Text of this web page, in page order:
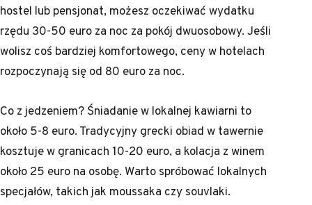
hostel lub pensjonat, możesz oczekiwać wydatku
rzędu 30-50 euro za noc za pokój dwuosobowy. Jeśli
wolisz coś bardziej komfortowego, ceny w hotelach
rozpoczynają się od 80 euro za noc.
Co z jedzeniem? Śniadanie w lokalnej kawiarni to
około 5-8 euro. Tradycyjny grecki obiad w tawernie
kosztuje w granicach 10-20 euro, a kolacja z winem
około 25 euro na osobę. Warto spróbować lokalnych
specjałów, takich jak moussaka czy souvlaki.